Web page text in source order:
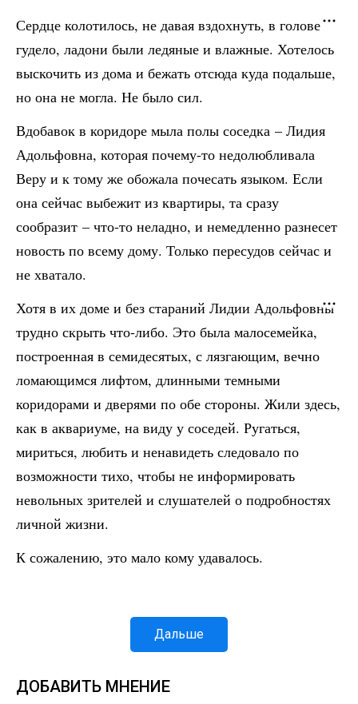
Сердце колотилось, не давая вздохнуть, в голове
гудело, ладони были ледяные и влажные. Хотелось
выскочить из дома и бежать отсюда куда подальше,
но она не могла. Не было сил.
Вдобавок в коридоре мыла полы соседка – Лидия
Адольфовна, которая почему-то недолюбливала
Веру и к тому же обожала почесать языком. Если
она сейчас выбежит из квартиры, та сразу
сообразит – что-то неладно, и немедленно разнесет
новость по всему дому. Только пересудов сейчас и
не хватало.
Хотя в их доме и без стараний Лидии Адольфовны
трудно скрыть что-либо. Это была малосемейка,
построенная в семидесятых, с лязгающим, вечно
ломающимся лифтом, длинными темными
коридорами и дверями по обе стороны. Жили здесь,
как в аквариуме, на виду у соседей. Ругаться,
мириться, любить и ненавидеть следовало по
возможности тихо, чтобы не информировать
невольных зрителей и слушателей о подробностях
личной жизни.
К сожалению, это мало кому удавалось.
Дальше
ДОБАВИТЬ МНЕНИЕ